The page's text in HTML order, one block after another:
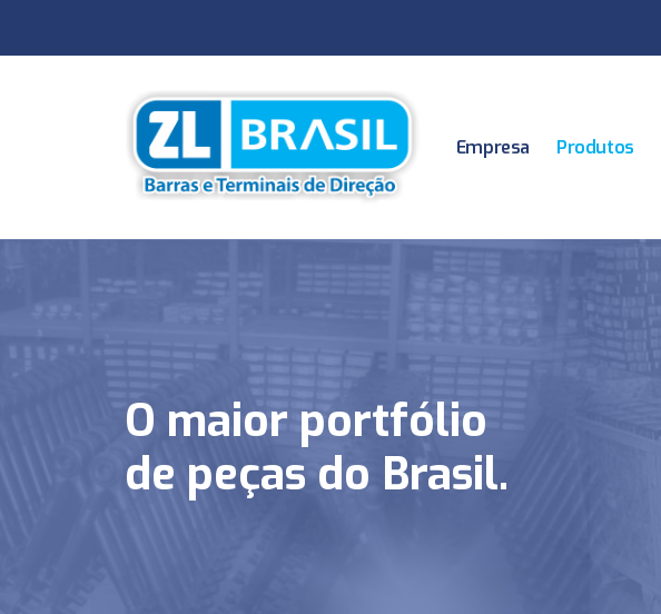
Empresa Produtos
O maior portfólio
de peças do Brasil.